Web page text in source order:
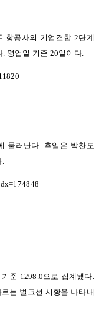
항공사의 기업결합2단계
. 영업일 기준 20일이다.
물러난다. 후임은 박찬도
.
기준 1298.0으로 집계됐다.
는 벌크선 시황을 나타내